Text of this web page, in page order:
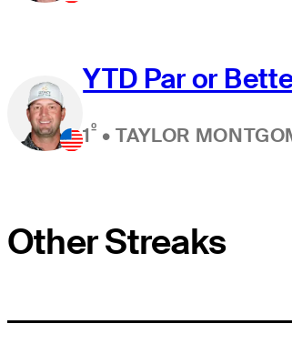
YTD Par or
1º •TAYLOR
Other Streaks